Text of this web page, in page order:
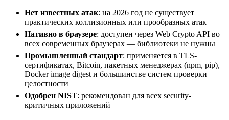
Нет известных атак: на 2026 год не существует
практических коллизионных или прообразных атак
Нативно в браузере: доступен через Web Crypto API во
всех современных браузерах — библиотеки не нужны
Промышленный стандарт: применяется в TLS-
сертификатах, Bitcoin, пакетных менеджерах (npm, pip),
Docker image digest и большинстве систем проверки
целостности
Одобрен NIST: рекомендован для всех security-
критичных приложений